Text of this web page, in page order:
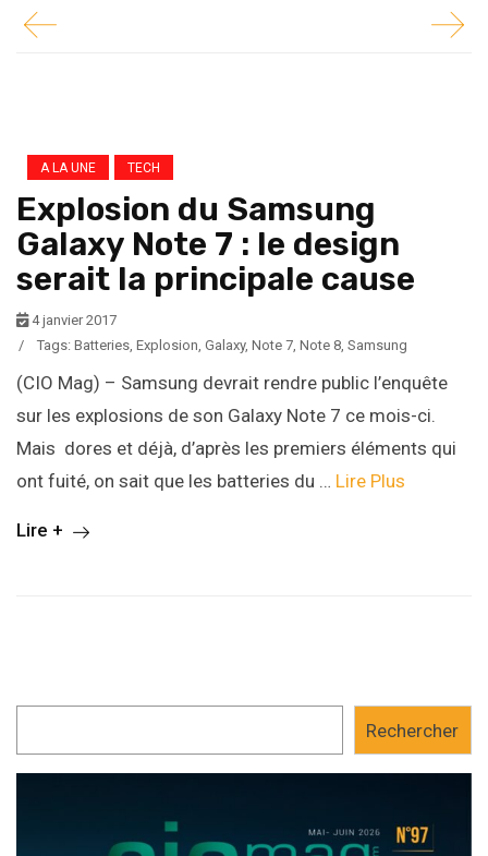
A LA UNE TECH
Explosion du Samsung
Galaxy Note 7 : le design
serait la principale cause
4 janvier 2017
/
Tags: Batteries, Explosion, Galaxy, Note 7, Note 8, Samsung
(CIO Mag) – Samsung devrait rendre public l’enquête
sur les explosions de son Galaxy Note 7 ce mois-ci.
Mais dores et déjà, d’après les premiers éléments qui
ont fuité, on sait que les batteries du … Lire Plus
Lire +
Rechercher